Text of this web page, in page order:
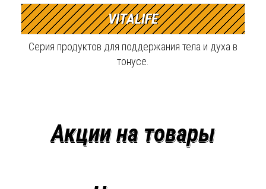
VITALIFE
Серия продуктов для поддержания тела и духа в
тонусе.
Акции на товары